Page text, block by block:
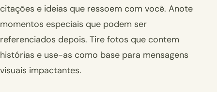
citações e ideias que ressoem com você. Anote
momentos especiais que podem ser
referenciados depois. Tire fotos que contem
histórias e use-as como base para mensagens
visuais impactantes.